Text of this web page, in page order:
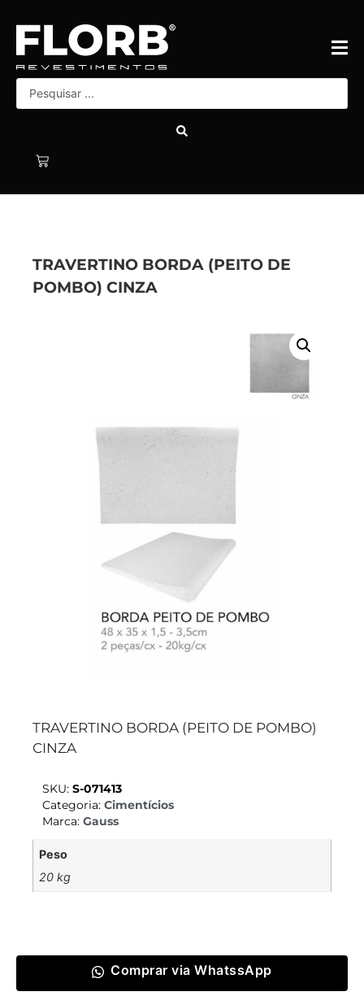
TRAVERTINO BORDA (PEITO DE
POMBO) CINZA
TRAVERTINO BORDA (PEITO DE POMBO)
CINZA
SKU: S-071413
Categoria: Cimentícios
Marca: Gauss
Peso
20 kg
Comprar via WhatssApp